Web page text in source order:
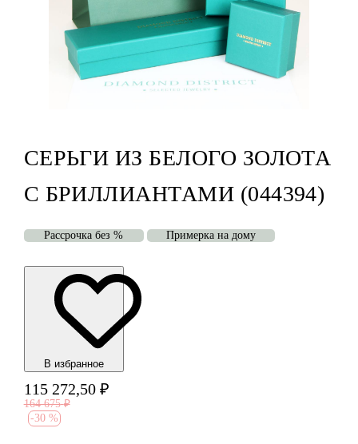
СЕРЬГИ ИЗ БЕЛОГО ЗОЛОТА
С БРИЛЛИАНТАМИ (044394)
Рассрочка без % Примерка на дому
В избранноe
115 272,50 ₽
164 675 ₽
-30 %